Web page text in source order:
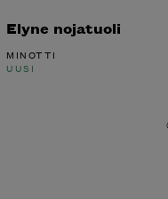
Elyne nojatuoli
MINOTTI
UUSI